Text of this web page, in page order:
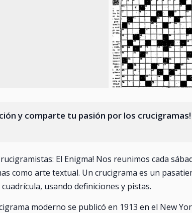
y comparte tu pasión por los
El Enigma! Nos reunimos cada
como arte textual. Un crucigrama es un
usando definiciones y pistas.
moderno se publicó en 1913 en el New